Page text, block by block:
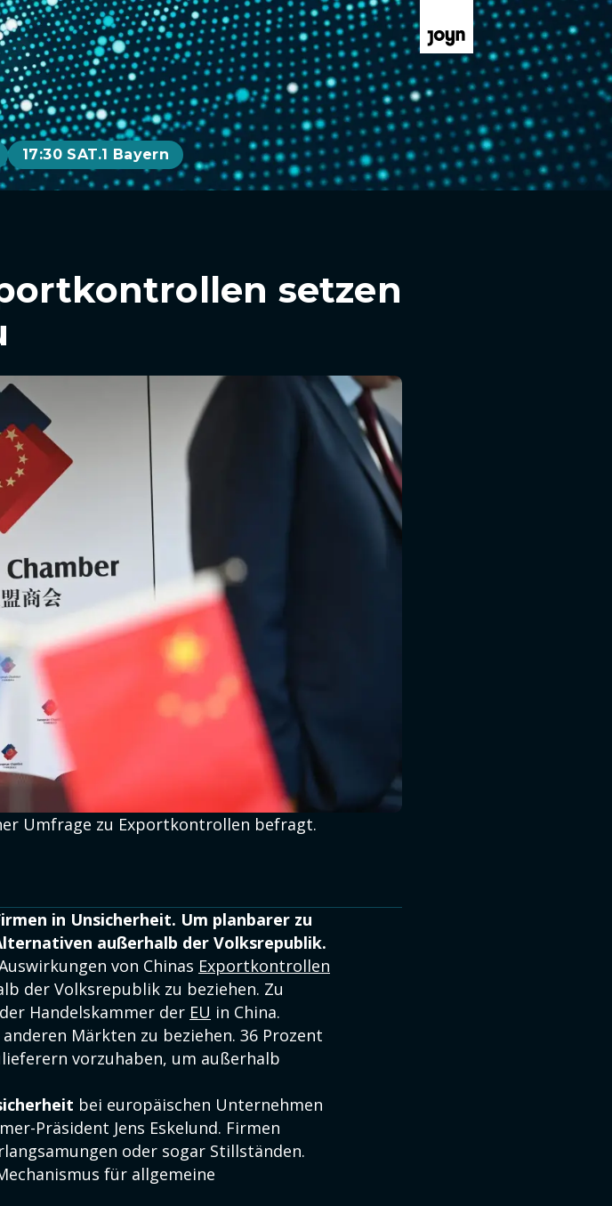
17:30 SAT.1 Bayern
setzen
Umfrage zu Exportkontrollen befragt.
in Unsicherheit. Um planbarer zu
außerhalb der Volksrepublik.
von Chinas Exportkontrollen
der Volksrepublik zu beziehen. Zu
Handelskammer der EU in China.
Märkten zu beziehen. 36 Prozent
vorzuhaben, um außerhalb
bei europäischen Unternehmen
Präsident Jens Eskelund. Firmen
oder sogar Stillständen.
für allgemeine